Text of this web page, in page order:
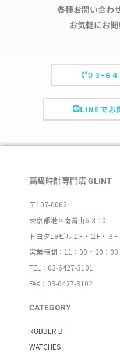
各種お問い合わ
お気軽にお問
０３ｰ６４
LINEでお
高級時計専門店 GLINT
〒107-0062
東京都港区南青山6-3-10
トヨタ19ビル１F・２F・３F
営業時間：11：00 ~ 20：00
TEL：03-6427-3101
FAX：03-6427-3102
CATEGORY
RUBBER B
WATCHES